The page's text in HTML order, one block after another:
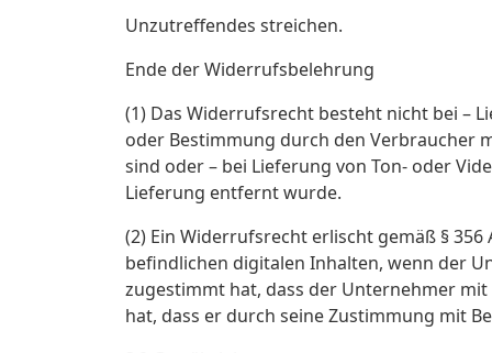
Unzutreffendes streichen.
Ende der Widerrufsbelehrung
(1) Das Widerrufsrecht besteht nicht bei –
oder Bestimmung durch den Verbraucher
sind oder – bei Lieferung von Ton- oder
Lieferung entfernt wurde.
(2) Ein Widerrufsrecht erlischt gemäß §
befindlichen digitalen Inhalten, wenn der
zugestimmt hat, dass der Unternehmer
hat, dass er durch seine Zustimmung mit